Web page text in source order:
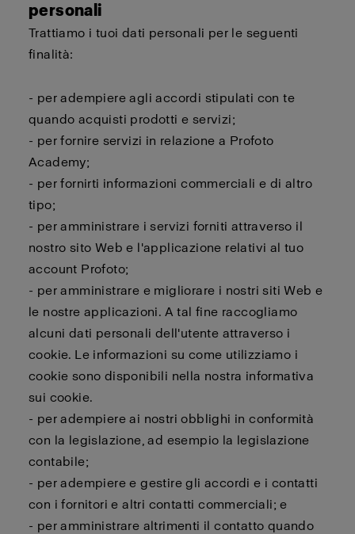
personali
Trattiamo i tuoi dati personali per le seguenti
finalità:
- per adempiere agli accordi stipulati con te
quando acquisti prodotti e servizi;
- per fornire servizi in relazione a Profoto
Academy;
- per fornirti informazioni commerciali e di altro
tipo;
- per amministrare i servizi forniti attraverso il
nostro sito Web e l'applicazione relativi al tuo
account Profoto;
- per amministrare e migliorare i nostri siti Web e
le nostre applicazioni. A tal fine raccogliamo
alcuni dati personali dell'utente attraverso i
cookie. Le informazioni su come utilizziamo i
cookie sono disponibili nella nostra informativa
sui cookie.
- per adempiere ai nostri obblighi in conformità
con la legislazione, ad esempio la legislazione
contabile;
- per adempiere e gestire gli accordi e i contatti
con i fornitori e altri contatti commerciali; e
- per amministrare altrimenti il contatto quando